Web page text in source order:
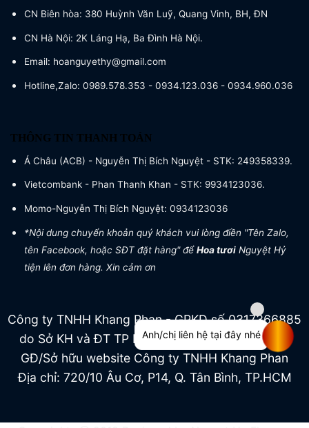
CN Biên hòa: 380 Huỳnh Văn Luỹ, Quang Vinh, BH, ĐN
CN Hà Nội: 2K Láng Hạ, Ba Đình Hà Nội.
Email: hoanguyethy@gmail.com
Hotline,Zalo: 0989.578.353 - 0934.123.036 - 0934.960.036
THÔNG TIN THANH TOÁN
Á Châu (ACB) - Nguyễn Thị Bích Nguyệt - STK: 249358339.
Vietcombank - Phan Thanh Khan - STK: 9934123036.
Momo-Nguyễn Thị Bích Nguyệt: 0934123036
*Nội dung chuyển khoản quý khách vui lòng điền "Tên Zalo,
tên Facebook, hoặc SĐT đặt hàng" đểHoa tươi Nguyệt Hỷ
tiện lên đơn hàng. Xin cảm ơn
Công ty TNHH Khang Phan - GPKD số 0317366885
do Sở KH và ĐT TP HCM cấp ngày 04/07/2022
GĐ/Sở hữu website Công ty TNHH Khang Phan
Địa chỉ: 720/10 Âu Cơ, P14, Q. Tân Bình, TP.HCM
Anh/chị liên hệ tại đây nhé